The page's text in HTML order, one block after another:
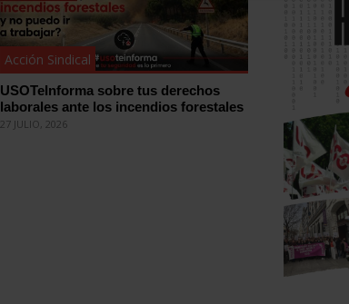
Acción Sindical
USOTeInforma sobre tus derechos
laborales ante los incendios forestales
27 JULIO, 2026